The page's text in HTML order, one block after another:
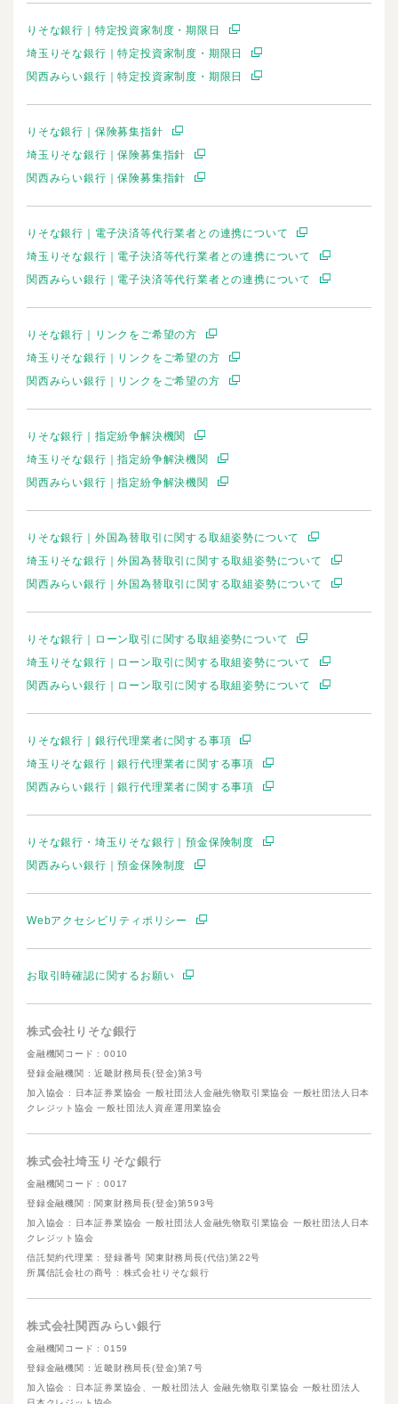
りそな銀行｜特定投資家制度・期限日
埼玉りそな銀行｜特定投資家制度・期限日
関西みらい銀行｜特定投資家制度・期限日
りそな銀行｜保険募集指針
埼玉りそな銀行｜保険募集指針
関西みらい銀行｜保険募集指針
りそな銀行｜電子決済等代行業者との連携について
埼玉りそな銀行｜電子決済等代行業者との連携について
関西みらい銀行｜電子決済等代行業者との連携について
りそな銀行｜リンクをご希望の方
埼玉りそな銀行｜リンクをご希望の方
関西みらい銀行｜リンクをご希望の方
りそな銀行｜指定紛争解決機関
埼玉りそな銀行｜指定紛争解決機関
関西みらい銀行｜指定紛争解決機関
りそな銀行｜外国為替取引に関する取組姿勢について
埼玉りそな銀行｜外国為替取引に関する取組姿勢について
関西みらい銀行｜外国為替取引に関する取組姿勢について
りそな銀行｜ローン取引に関する取組姿勢について
埼玉りそな銀行｜ローン取引に関する取組姿勢について
関西みらい銀行｜ローン取引に関する取組姿勢について
りそな銀行｜銀行代理業者に関する事項
埼玉りそな銀行｜銀行代理業者に関する事項
関西みらい銀行｜銀行代理業者に関する事項
りそな銀行・埼玉りそな銀行｜預金保険制度
関西みらい銀行｜預金保険制度
Webアクセシビリティポリシー
お取引時確認に関するお願い
株式会社りそな銀行
金融機関コード : 0010
登録金融機関 : 近畿財務局長(登金)第3号
加入協会 : 日本証券業協会 一般社団法人金融先物取引業協会 一般社団法人日本
クレジット協会 一般社団法人資産運用業協会
株式会社埼玉りそな銀行
金融機関コード : 0017
登録金融機関 : 関東財務局長(登金)第593号
加入協会 : 日本証券業協会 一般社団法人金融先物取引業協会 一般社団法人日本
クレジット協会
信託契約代理業 : 登録番号 関東財務局長(代信)第22号
所属信託会社の商号 : 株式会社りそな銀行
株式会社関西みらい銀行
金融機関コード : 0159
登録金融機関 : 近畿財務局長(登金)第7号
加入協会 : 日本証券業協会、一般社団法人 金融先物取引業協会 一般社団法人